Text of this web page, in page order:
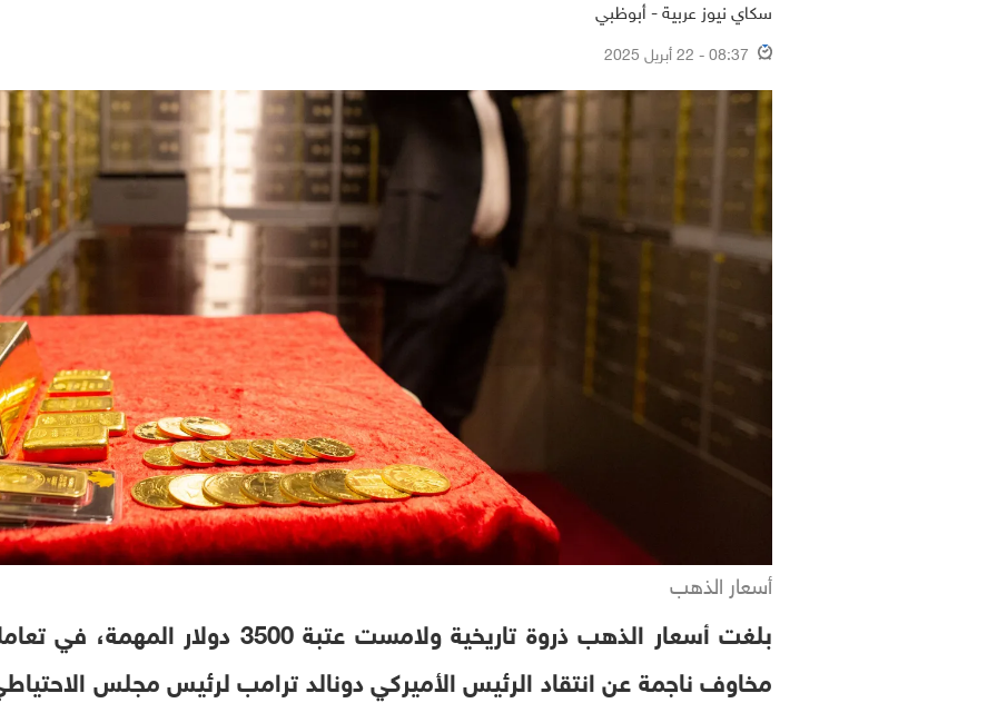
سكاي نيوز عربية - أبوظبي
08:37 - 22 أبريل 2025
أسعار الذهب
بلغت أسعار الذهب ذروة تاريخية ولامست عتبة
مخاوف ناجمة عن انتقاد الرئيس الأميركي دونالد ترامب لرئيس مجلس